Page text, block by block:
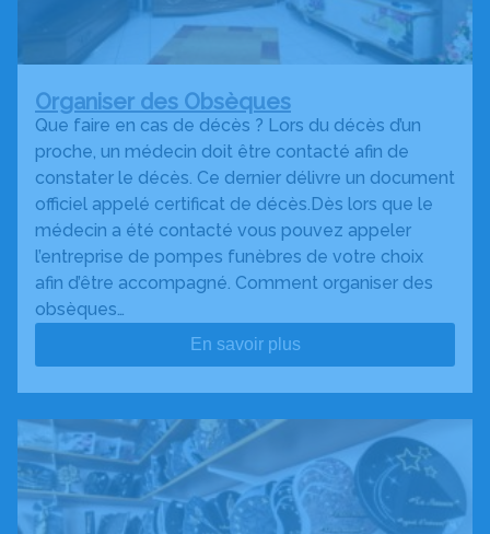
Organiser des Obsèques
Que faire en cas de décès ? Lors du décès d’un
proche, un médecin doit être contacté afin de
constater le décès. Ce dernier délivre un document
officiel appelé certificat de décès.Dès lors que le
médecin a été contacté vous pouvez appeler
l’entreprise de pompes funèbres de votre choix
afin d’être accompagné. Comment organiser des
obsèques…
En savoir plus